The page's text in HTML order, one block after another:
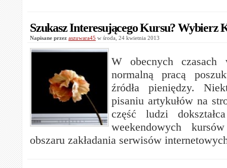
Szukasz Interesującego Kursu? Wybierz
Napisane przez aszuwara45 w środa, 24 kwietnia 2013
W obecnych czasach
normalną pracą
źródła pieniędzy.
pisaniu artykułów na
część ludzi
weekendowych
obszaru zakładania serwisów